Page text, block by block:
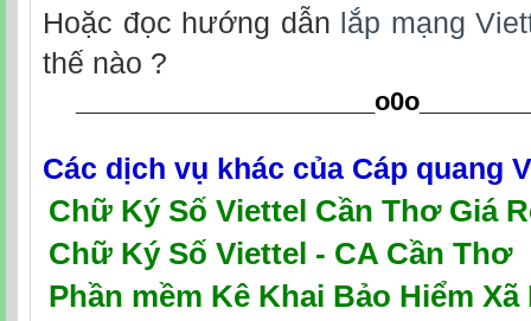
Hoặc đọc hướng dẫn lắp mạng
thế nào ?
_____________________o0o
Các dịch vụ khác của Cáp quang
Chữ Ký Số Viettel Cần Thơ Giá
Chữ Ký Số Viettel - CA Cần Thơ
Phần mềm Kê Khai Bảo Hiểm